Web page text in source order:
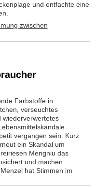
und entfachte eine
Farbstoffe in
verseuchtes
wiederverwertetes
vergangen sein. Kurz
ein Skandal um
Mengniu das
und machen
hat Stimmen im